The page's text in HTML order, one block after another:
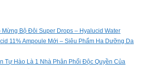
Mừng Bộ Đôi Super Drops – Hyalucid Water
11% Ampoule Mới – Siêu Phẩm Ha Dưỡng Da
Tự Hào Là 1 Nhà Phân Phối Độc Quyền Của